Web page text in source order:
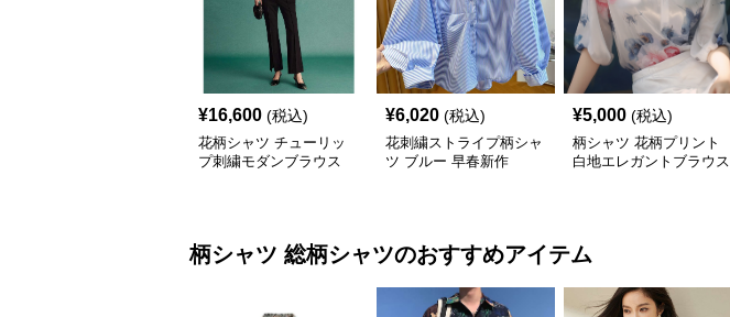
¥16,600 (税込)
花柄シャツ チューリッ
プ刺繍モダンブラウス
¥6,020 (税込)
花刺繍ストライプ柄シャ
ツ ブルー 早春新作
¥5,000 (税込)
柄シャツ 花柄プリント
白地エレガントブラウス
柄シャツ 総柄シャツのおすすめアイテム